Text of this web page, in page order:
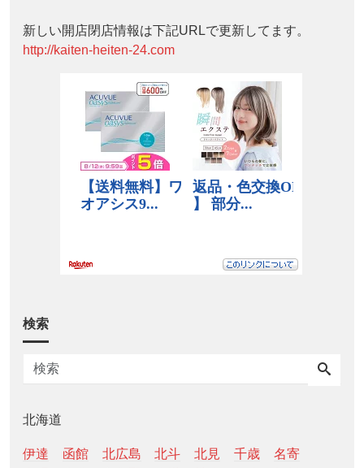
新しい開店閉店情報は下記URLで更新してます。
http://kaiten-heiten-24.com
検索
北海道
伊達 函館 北広島 北斗 北見 千歳
名寄